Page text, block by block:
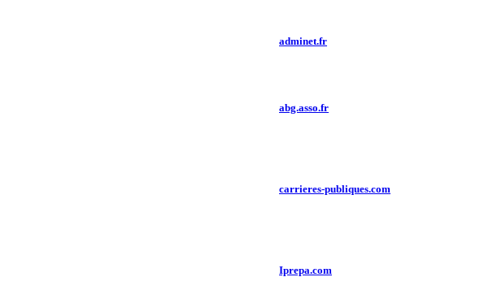
adminet.fr
abg.asso.fr
carrieres-publiques.com
Iprepa.com